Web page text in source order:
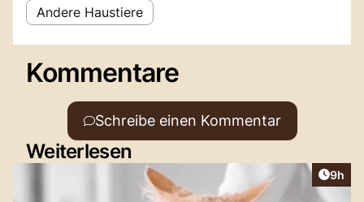
Andere Haustiere
Kommentare
Schreibe einen Kommentar
Weiterlesen
9h